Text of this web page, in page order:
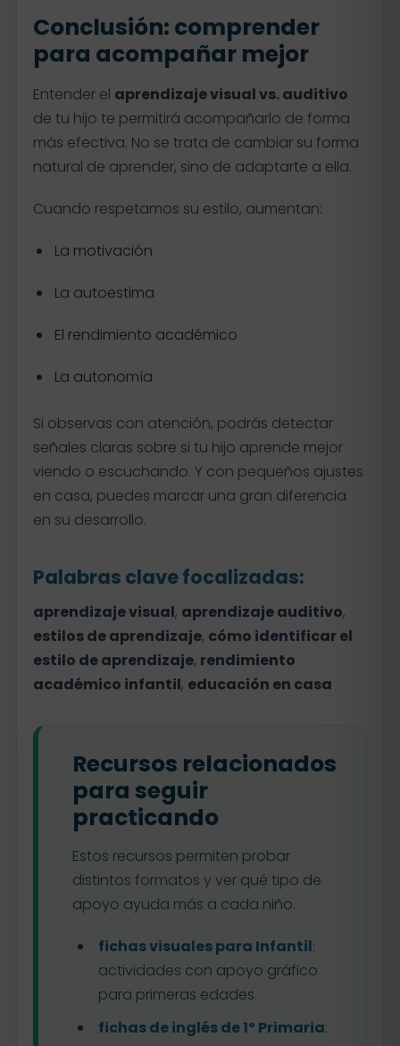
Conclusión: comprender
para acompañar mejor
Entender el aprendizaje visual vs. auditivo
de tu hijo te permitirá acompañarlo de forma
más efectiva. No se trata de cambiar su forma
natural de aprender, sino de adaptarte a ella.
Cuando respetamos su estilo, aumentan:
La motivación
La autoestima
El rendimiento académico
La autonomía
Si observas con atención, podrás detectar
señales claras sobre si tu hijo aprende mejor
viendo o escuchando. Y con pequeños ajustes
en casa, puedes marcar una gran diferencia
en su desarrollo.
Palabras clave focalizadas:
aprendizaje visual, aprendizaje auditivo,
estilos de aprendizaje, cómo identificar el
estilo de aprendizaje, rendimiento
académico infantil, educación en casa
Recursos relacionados
para seguir
practicando
Estos recursos permiten probar
distintos formatos y ver qué tipo de
apoyo ayuda más a cada niño.
fichas visuales para Infantil:
actividades con apoyo gráfico
para primeras edades.
fichas de inglés de 1º Primaria: